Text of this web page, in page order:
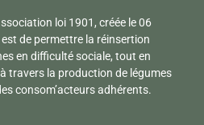
loi 1901, créée le 06
de permettre la réinsertion
en difficulté sociale, tout en
travers la production de légumes
consom’acteurs adhérents.